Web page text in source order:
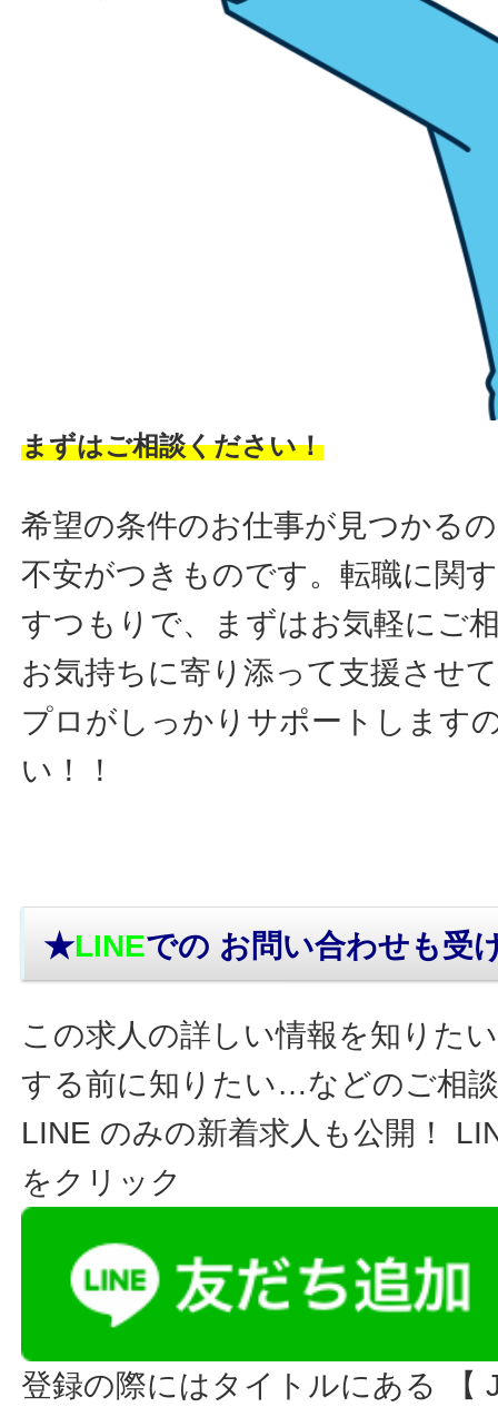
まずはご相談ください！
希望の条件のお仕事が見つかる
不安がつきものです。転職に関
すつもりで、まずはお気軽にご
お気持ちに寄り添って支援させ
プロがしっかりサポートします
い！！
★LINEでの お問い合わせも受
この求人の詳しい情報を知りた
する前に知りたい…などのご相
LINE のみの新着求人も公開！
をクリック
登録の際にはタイトルにある 【